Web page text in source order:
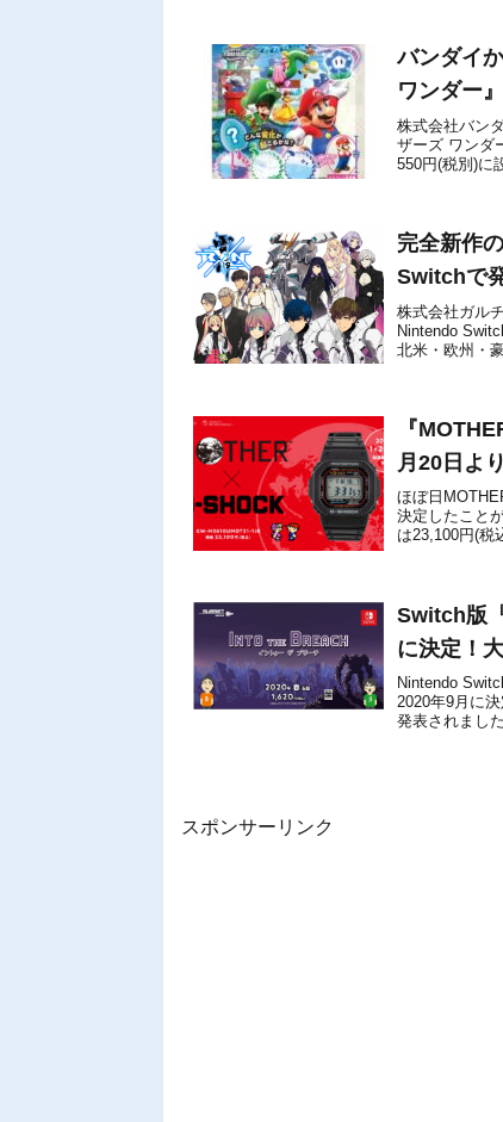
バンダイ
ワンダー
株式会社バン
ザーズ ワンダ
550円(税別)に
完全新作
Switchで
株式会社ガル
Nintendo
北米・欧州・
『
月20日よ
ほぼ日
決定したこと
は23,100円(税
Switch版
に決定！
Nintendo
2020年9月に
発表されまし
スポンサーリンク